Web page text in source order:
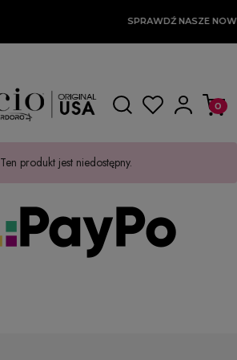
SPRAWDŹ NASZE
Ten produkt jest niedostępny.